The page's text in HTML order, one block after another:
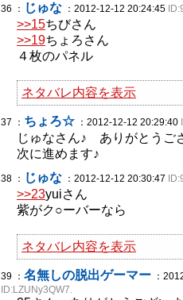
36 ： じゅな ：2012-12-12 20:24:45
>>15ちびさん
>>19ちょろさん
４枚のパネル
ネタバレ内容を表示
37 ： ちょろ☆ ：2012-12-12 20:29:40
じゅなさん♪ ありがとうご
次に進めます♪
38 ： じゅな ：2012-12-12 20:30:47
>>23yuiさん
紫がク○ーバーなら
ネタバレ内容を表示
39 ： 名無しの脱出ゲーマー ：
ID:LZUNy3QW7.